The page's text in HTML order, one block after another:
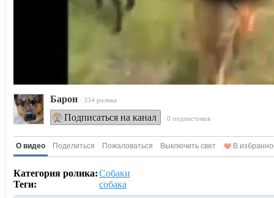
Барон · 334 ролика
Подписаться на канал · 0 подписчиков
О видео Поделиться Пожаловаться Выключить свет В
Категория ролика:Собаки
Теги:
собака